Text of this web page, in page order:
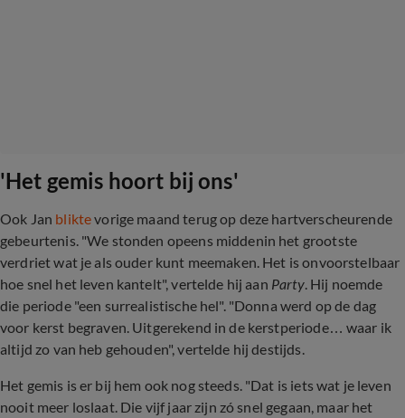
'Het gemis hoort bij ons'
Ook Jan bliktevorige maand terug op deze hartverscheurende
gebeurtenis. "We stonden opeens middenin het grootste
verdriet wat je als ouder kunt meemaken. Het is onvoorstelbaar
hoe snel het leven kantelt", vertelde hij aan Party. Hij noemde
die periode "een surrealistische hel". "Donna werd op de dag
voor kerst begraven. Uitgerekend in de kerstperiode… waar ik
altijd zo van heb gehouden", vertelde hij destijds.
Het gemis is er bij hem ook nog steeds. "Dat is iets wat je leven
nooit meer loslaat. Die vijf jaar zijn zó snel gegaan, maar het